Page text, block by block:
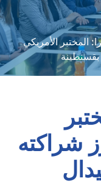
المختبر الأمريكي
بقسنطينة
شراكته